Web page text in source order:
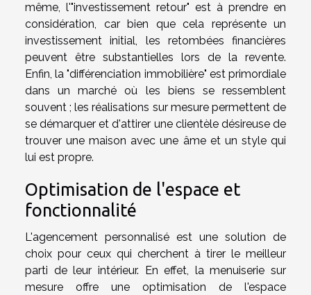
même, l'"investissement retour" est à prendre en
considération, car bien que cela représente un
investissement initial, les retombées financières
peuvent être substantielles lors de la revente.
Enfin, la "différenciation immobilière" est primordiale
dans un marché où les biens se ressemblent
souvent ; les réalisations sur mesure permettent de
se démarquer et d'attirer une clientèle désireuse de
trouver une maison avec une âme et un style qui
lui est propre.
Optimisation de l'espace et
fonctionnalité
L'agencement personnalisé est une solution de
choix pour ceux qui cherchent à tirer le meilleur
parti de leur intérieur. En effet, la menuiserie sur
mesure offre une optimisation de l'espace